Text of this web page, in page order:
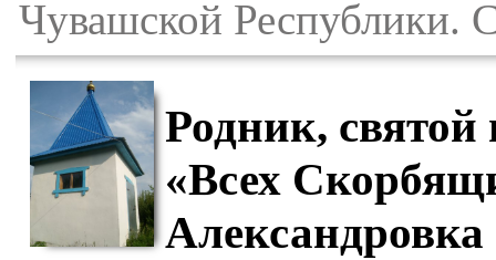
Чувашской Республики.
Родник,
«Всех
Александровка